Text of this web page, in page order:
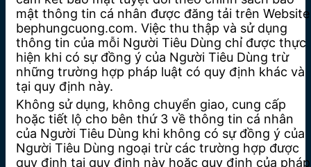
mật thông tin cá nhân được đăng tải trên Website
bephungcuong.com. Việc thu thập và sử dụng
thông tin của mỗi Người Tiêu Dùng chỉ được thực
hiện khi có sự đồng ý của Người Tiêu Dùng trừ
những trường hợp pháp luật có quy định khác và
tại quy định này.
Không sử dụng, không chuyển giao, cung cấp
hoặc tiết lộ cho bên thứ 3 về thông tin cá nhân
của Người Tiêu Dùng khi không có sự đồng ý của
Người Tiêu Dùng ngoại trừ các trường hợp được
quy định tại quy định này hoặc quy định của pháp